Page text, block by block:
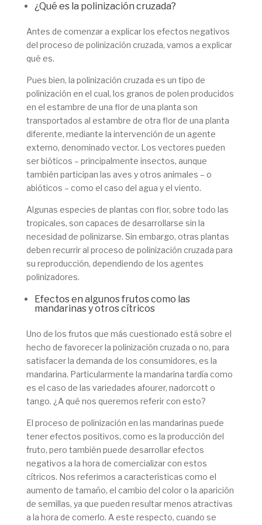
¿Qué es la polinización cruzada?
Antes de comenzar a explicar los efectos negativos
del proceso de polinización cruzada, vamos a explicar
qué es.
Pues bien, la polinización cruzada es un tipo de
polinización en el cual, los granos de polen producidos
en el estambre de una flor de una planta son
transportados al estambre de otra flor de una planta
diferente, mediante la intervención de un agente
externo, denominado vector. Los vectores pueden
ser bióticos – principalmente insectos, aunque
también participan las aves y otros animales – o
abióticos – como el caso del agua y el viento.
Algunas especies de plantas con flor, sobre todo las
tropicales, son capaces de desarrollarse sin la
necesidad de polinizarse. Sin embargo, otras plantas
deben recurrir al proceso de polinización cruzada para
su reproducción, dependiendo de los agentes
polinizadores.
Efectos en algunos frutos como las
mandarinas y otros cítricos
Uno de los frutos que más cuestionado está sobre el
hecho de favorecer la polinización cruzada o no, para
satisfacer la demanda de los consumidores, es la
mandarina. Particularmente la mandarina tardía como
es el caso de las variedades afourer, nadorcott o
tango. ¿A qué nos queremos referir con esto?
El proceso de polinización en las mandarinas puede
tener efectos positivos, como es la producción del
fruto, pero también puede desarrollar efectos
negativos a la hora de comercializar con estos
cítricos. Nos referimos a características como el
aumento de tamaño, el cambio del color o la aparición
de semillas, ya que pueden resultar menos atractivas
a la hora de comerlo. A este respecto, cuando se